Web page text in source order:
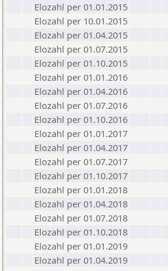
Elozahl per 01.01.2015
Elozahl per 10.01.2015
Elozahl per 01.04.2015
Elozahl per 01.07.2015
Elozahl per 01.10.2015
Elozahl per 01.01.2016
Elozahl per 01.04.2016
Elozahl per 01.07.2016
Elozahl per 01.10.2016
Elozahl per 01.01.2017
Elozahl per 01.04.2017
Elozahl per 01.07.2017
Elozahl per 01.10.2017
Elozahl per 01.01.2018
Elozahl per 01.04.2018
Elozahl per 01.07.2018
Elozahl per 01.10.2018
Elozahl per 01.01.2019
Elozahl per 01.04.2019